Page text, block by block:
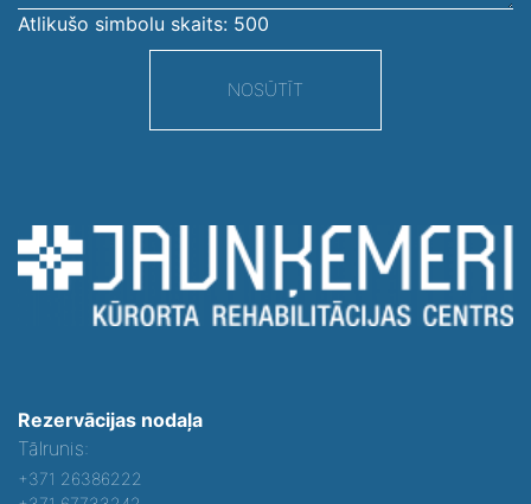
Atlikušo simbolu skaits: 500
NOSŪTĪT
Rezervācijas nodaļa
Tālrunis:
+371 26386222